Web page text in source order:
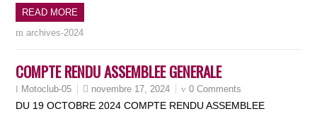
READ MORE
archives-2024
COMPTE RENDU ASSEMBLEE GENERALE
Motoclub-05 novembre 17, 2024 0 Comments
DU 19 OCTOBRE 2024 COMPTE RENDU ASSEMBLEE